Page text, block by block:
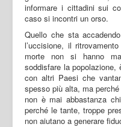
informare i cittadini sui
caso si incontri un orso.
Quello che sta
l’uccisione, il
morte non si hanno
soddisfare la popolazione,
con altri Paesi che
spesso più alta, ma
non è mai abbastanza
perché le tante, troppe
non aiutano a generare